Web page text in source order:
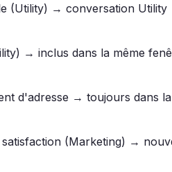
(Utility) → conversation Utility
→ inclus dans la même
d'adresse → toujours dans la
satisfaction (Marketing) →